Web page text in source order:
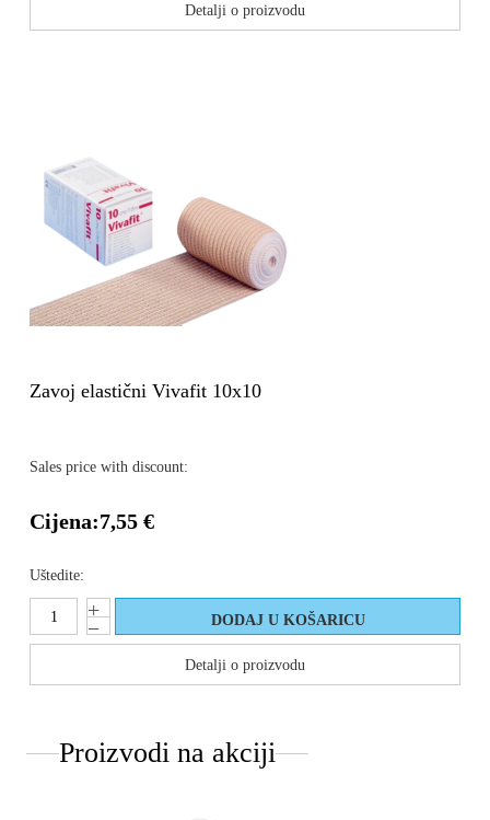
Detalji o proizvodu
Zavoj elastični Vivafit 10x10
Sales price with discount:
Cijena:7,55 €
Uštedite:
Detalji o proizvodu
Proizvodi na akciji